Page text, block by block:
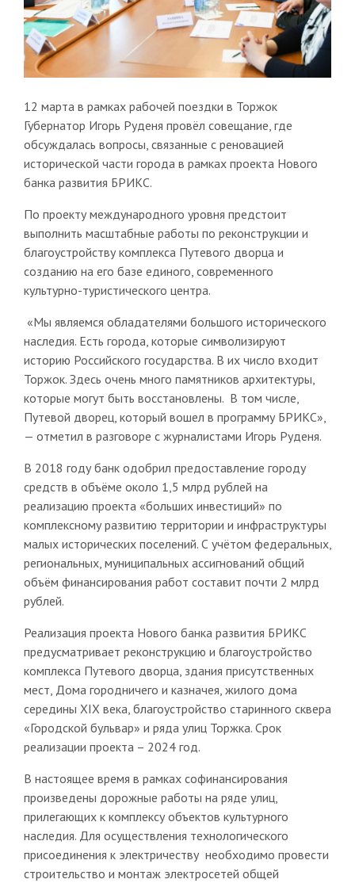
12 марта в рамках рабочей поездки в Торжок
Губернатор Игорь Руденя провёл совещание, где
обсуждалась вопросы, связанные с реновацией
исторической части города в рамках проекта Нового
банка развития БРИКС.
По проекту международного уровня предстоит
выполнить масштабные работы по реконструкции и
благоустройству комплекса Путевого дворца и
созданию на его базе единого, современного
культурно-туристического центра.
«Мы являемся обладателями большого исторического
наследия. Есть города, которые символизируют
историю Российского государства. В их число входит
Торжок. Здесь очень много памятников архитектуры,
которые могут быть восстановлены. В том числе,
Путевой дворец, который вошел в программу БРИКС»,
— отметил в разговоре с журналистами Игорь Руденя.
В 2018 году банк одобрил предоставление городу
средств в объёме около 1,5 млрд рублей на
реализацию проекта «больших инвестиций» по
комплексному развитию территории и инфраструктуры
малых исторических поселений. С учётом федеральных,
региональных, муниципальных ассигнований общий
объём финансирования работ составит почти 2 млрд
рублей.
Реализация проекта Нового банка развития БРИКС
предусматривает реконструкцию и благоустройство
комплекса Путевого дворца, здания присутственных
мест, Дома городничего и казначея, жилого дома
середины XIX века, благоустройство старинного сквера
«Городской бульвар» и ряда улиц Торжка. Срок
реализации проекта – 2024 год.
В настоящее время в рамках софинансирования
произведены дорожные работы на ряде улиц,
прилегающих к комплексу объектов культурного
наследия. Для осуществления технологического
присоединения к электричеству необходимо провести
строительство и монтаж электросетей общей